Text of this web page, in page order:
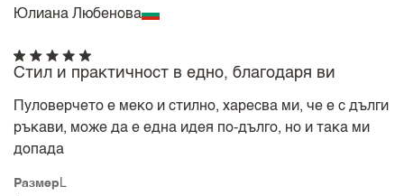
Юлиана Любенова
Размер L
Стил и практичност в едно, благодаря ви
Пуловерчето е меко и стилно, харесва ми, че е с дълги
ръкави, може да е една идея по-дълго, но и така ми
допада